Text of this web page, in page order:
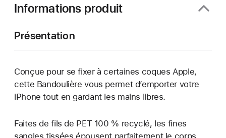
Informations produit
Présentation
Conçue pour se fixer à certaines coques Apple,
cette Bandoulière vous permet d’emporter votre
iPhone tout en gardant les mains libres.
Faites de fils de PET 100 % recyclé, les fines
sangles tissées épousent parfaitement le corps